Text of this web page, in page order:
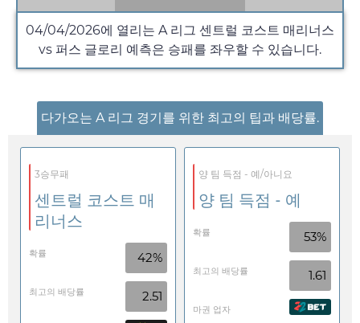
04/04/2026에 열리는 A 리그 센트럴 코스트 매리너스
vs 퍼스 글로리 예측은 승패를 좌우할 수 있습니다.
다가오는 A 리그 경기를 위한 최고의 팁과 배당률.
3승무패
센트럴 코스트 매
리너스
확률 42%
최고의 배당률 2.51
양 팀 득점 - 예/아니요
양 팀 득점 - 예
확률 53%
최고의 배당률 1.61
마권 업자